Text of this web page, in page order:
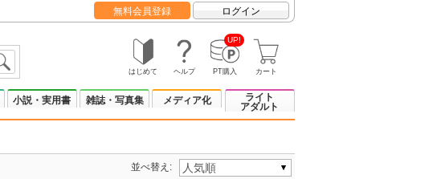
無料会員登録 ログイン
はじめて ヘルプ
UP!
PT購入 カート
小説・実用書 雑誌・写真集 メディア化
ライト
アダルト
並べ替え: